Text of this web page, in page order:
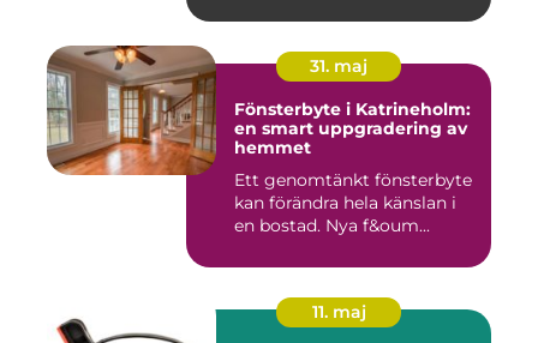
31. maj
Fönsterbyte i Katrineholm:
en smart uppgradering av
hemmet
Ett genomtänkt fönsterbyte
kan förändra hela känslan i
en bostad. Nya f&oum...
11. maj